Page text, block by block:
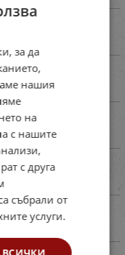
за да
нашия
на
с нашите
с друга
събрали от
услуги.
ВСИЧКИ